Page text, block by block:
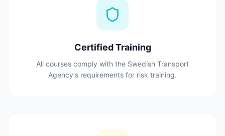
Certified Training
All courses comply with the Swedish Transport
Agency's requirements for risk training.